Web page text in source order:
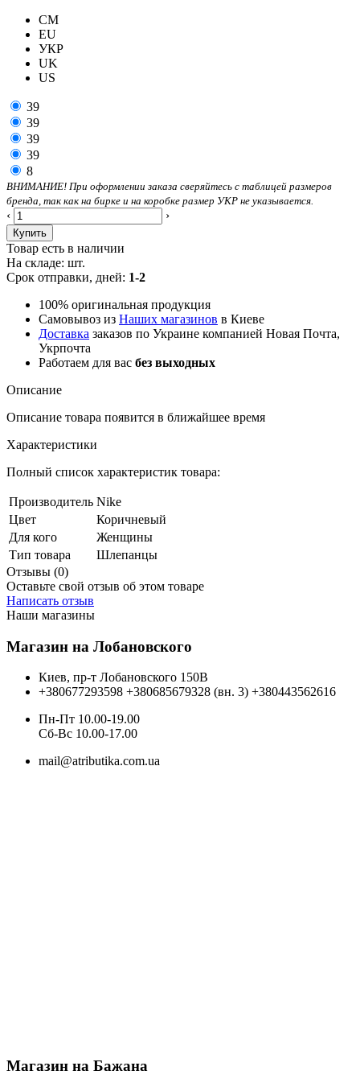
CM
EU
УКР
UK
US
39
39
39
39
8
ВНИМАНИЕ! При оформлении заказа сверяйтесь с таблицей размеров
бренда, так как на бирке и на коробке размер УКР не указывается.
‹ ›
Купить
Товар есть в наличии
На складе: шт.
Срок отправки, дней: 1-2
100% оригинальная продукция
Самовывоз из Наших магазинов в Киеве
Доставка заказов по Украине компанией Новая Почта,
Укрпочта
Работаем для вас без выходных
Описание
Описание товара появится в ближайшее время
Характеристики
Полный список характеристик товара:
Производитель Nike
Цвет
Коричневый
Для кого
Женщины
Тип товара
Шлепанцы
Отзывы (0)
Оставьте свой отзыв об этом товаре
Написать отзыв
Наши магазины
Магазин на Лобановского
Киев, пр-т Лобановского 150В
+380677293598 +380685679328 (вн. 3) +380443562616
Пн-Пт 10.00-19.00
Cб-Вс 10.00-17.00
mail@atributika.com.ua
Магазин на Бажана